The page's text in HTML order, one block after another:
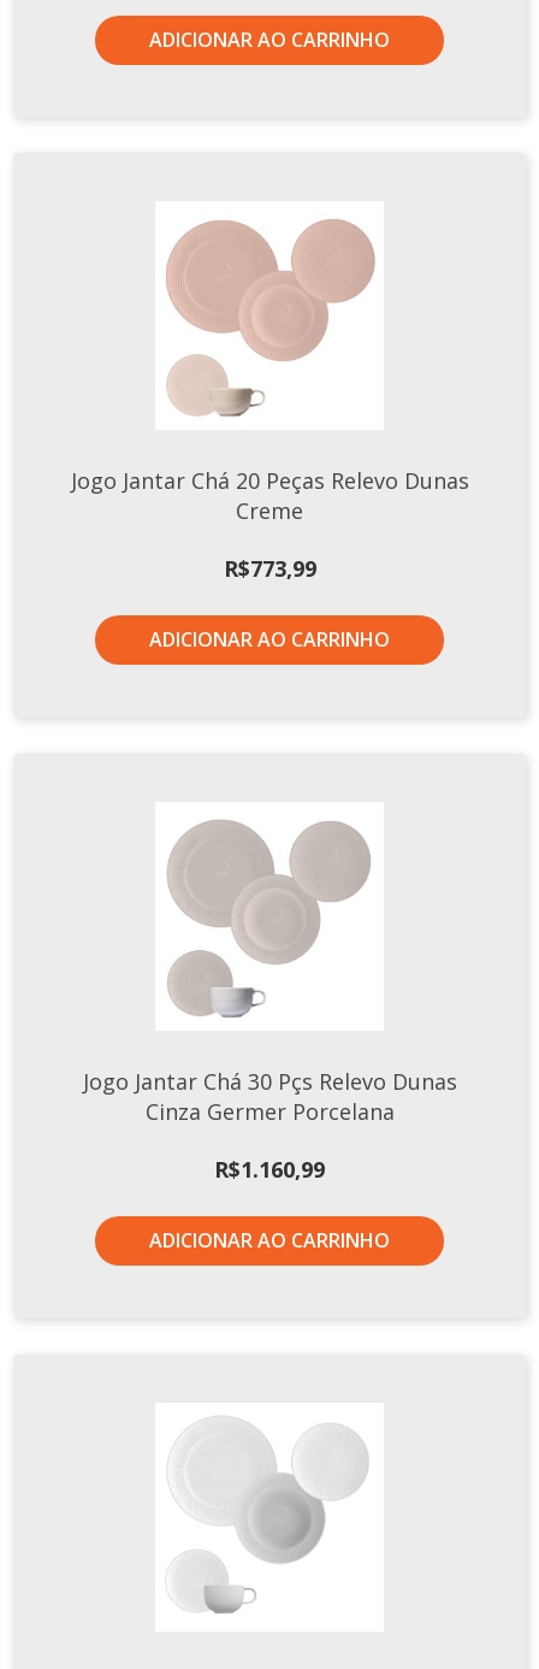
ADICIONAR AO CARRINHO
Jogo Jantar Chá 20 Peças Relevo Dunas
Creme
R$773,99
ADICIONAR AO CARRINHO
Jogo Jantar Chá 30 Pçs Relevo Dunas
Cinza Germer Porcelana
R$1.160,99
ADICIONAR AO CARRINHO